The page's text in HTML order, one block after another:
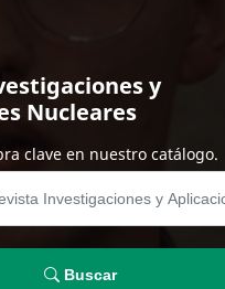
y
Nucleares
clave en nuestro catálogo.
Buscar